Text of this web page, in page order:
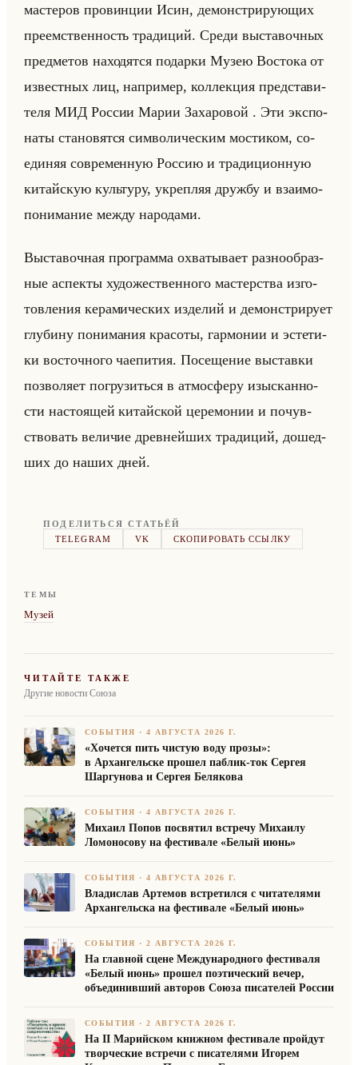
ма­сте­ров про­вин­ции Исин, де­мон­стри­ру­ющих
пре­ем­ствен­ность тра­ди­ций. Среди вы­ста­воч­ных
пред­ме­тов на­хо­дят­ся по­дар­ки Музею Во­сто­ка от
из­вест­ных лиц, на­при­мер, кол­лек­ция пред­ста­ви­
те­ля МИД Рос­сии Марии За­ха­ро­вой . Эти экс­по­
на­ты ста­но­вят­ся сим­во­ли­че­ским мо­сти­ком, со­
еди­няя со­вре­мен­ную Рос­сию и тра­ди­ци­он­ную
ки­тайскую культу­ру, укреп­ляя друж­бу и вза­имо­
по­ни­ма­ние между на­ро­да­ми.
Вы­ста­воч­ная про­грам­ма охва­ты­ва­ет раз­но­об­раз­
ные ас­пек­ты ху­до­же­ствен­но­го ма­стер­ства из­го­
тов­ле­ния ке­ра­ми­че­ских из­де­лий и де­мон­стри­ру­ет
глу­би­ну по­ни­ма­ния кра­со­ты, гар­мо­нии и эс­те­ти­
ки во­сточ­но­го чае­пи­тия. По­се­ще­ние вы­став­ки
поз­во­ля­ет по­гру­зиться в ат­мо­сфе­ру изыс­кан­но­
сти на­сто­ящей ки­тайской це­ре­мо­нии и по­чув­
ство­вать ве­ли­чие древ­нейших тра­ди­ций, до­шед­
ших до наших дней.
ПОДЕЛИТЬСЯ СТАТЬЁЙ
TELEGRAM
VK СКОПИРОВАТЬ ССЫЛКУ
ТЕМЫ
Музей
ЧИТАЙТЕ ТАКЖЕ
Другие новости Союза
СОБЫТИЯ ·4 АВГУСТА 2026 Г.
«Хочется пить чистую воду прозы»:
в Архангельске прошел паблик-ток Сергея
Шаргунова и Сергея Белякова
СОБЫТИЯ ·4 АВГУСТА 2026 Г.
Михаил Попов посвятил встречу Михаилу
Ломоносову на фестивале «Белый июнь»
СОБЫТИЯ ·4 АВГУСТА 2026 Г.
Владислав Артемов встретился с читателями
Архангельска на фестивале «Белый июнь»
СОБЫТИЯ ·2 АВГУСТА 2026 Г.
На главной сцене Международного фестиваля
«Белый июнь» прошел поэтический вечер,
объединивший авторов Союза писателей России
СОБЫТИЯ ·2 АВГУСТА 2026 Г.
На II Марийском книжном фестивале пройдут
творческие встречи с писателями Игорем